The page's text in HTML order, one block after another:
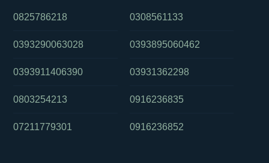
0825786218
0393290063028
0393911406390
0803254213
07211779301
0308561133
0393895060462
03931362298
0916236835
0916236852